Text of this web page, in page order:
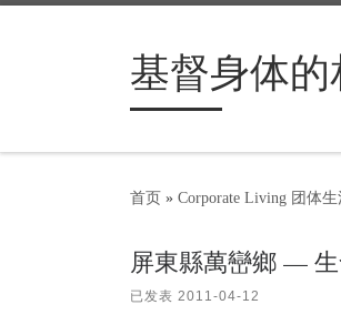
基督身体的
首页 » Corporate Living 团体生
屏東縣萬巒鄉 —
已发表 2011-04-12